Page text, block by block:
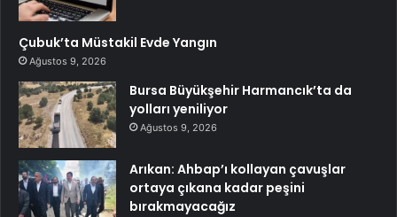
Çubuk’ta Müstakil Evde Yangın
Ağustos 9, 2026
Bursa Büyükşehir Harmancık’ta da
yolları yeniliyor
Ağustos 9, 2026
Arıkan: Ahbap’ı kollayan çavuşlar
ortaya çıkana kadar peşini
bırakmayacağız